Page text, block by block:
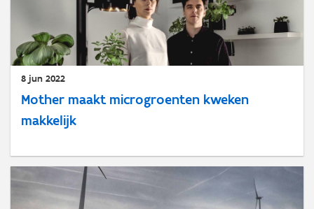
8 jun 2022
Mother maakt microgroenten kweken
makkelijk